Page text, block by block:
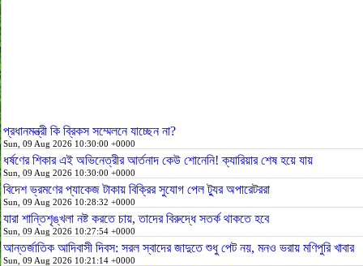
প্রধানমন্ত্রী কি ব্রিকস সম্মেলনে যাচ্ছেন না?
Sun, 09 Aug 2026 10:30:00 +0000
ধর্ষণের শিকার এই অভিনেত্রীর আর্তনাদ কেউ শোনেনি! ক্যারিয়ার শেষ হয়ে যায়
Sun, 09 Aug 2026 10:30:00 +0000
বিদেশ ভ্রমণের প্যাকেজ টাকায় বিক্রির সুযোগ পেল ট্যুর অপারেটররা
Sun, 09 Aug 2026 10:28:32 +0000
যারা শান্তিশৃঙ্খলা নষ্ট করতে চায়, তাদের বিরুদ্ধে সতর্ক থাকতে হবে
Sun, 09 Aug 2026 10:27:54 +0000
আন্তর্জাতিক আদিবাসী দিবস: সরল স্বাদের জাদুতে শুধু পেট নয়, মনও ভরায় মণিপুরি খাবার
Sun, 09 Aug 2026 10:21:14 +0000